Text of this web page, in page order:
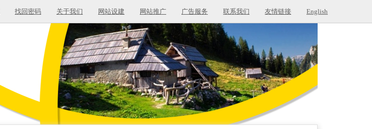
找回密码 关于我们 网站设建 网站推广 广告服务 联系我们 友情链接 English